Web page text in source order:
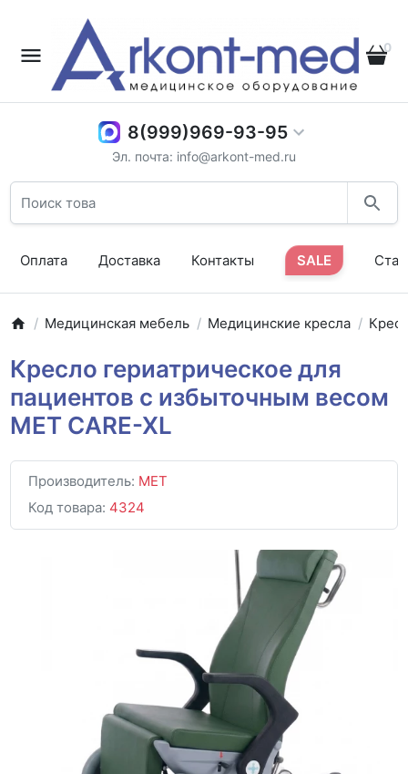
0
8(999)969-93-95
Эл. почта: info@arkont-med.ru
Оплата Доставка Контакты SALE
Медицинская мебель Медицинские кресла
Кресло гериатрическое для
пациентов с избыточным весом
MET CARE-XL
Производитель: MET
Код товара: 4324